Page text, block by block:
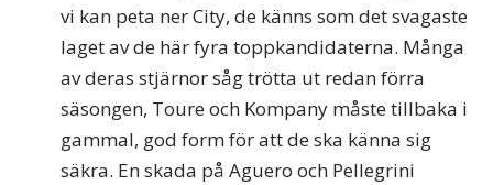
vi kan peta ner City, de känns som det svagaste
laget av de här fyra toppkandidaterna. Många
av deras stjärnor såg trötta ut redan förra
säsongen, Toure och Kompany måste tillbaka i
gammal, god form för att de ska känna sig
säkra. En skada på Aguero och Pellegrini